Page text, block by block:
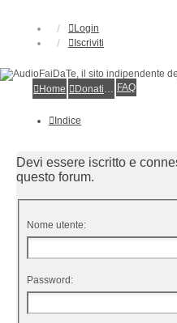
Login
Iscriviti
Home
Donations FAQ
Indice
Devi essere iscritto e
questo forum.
Nome utente:
Password: